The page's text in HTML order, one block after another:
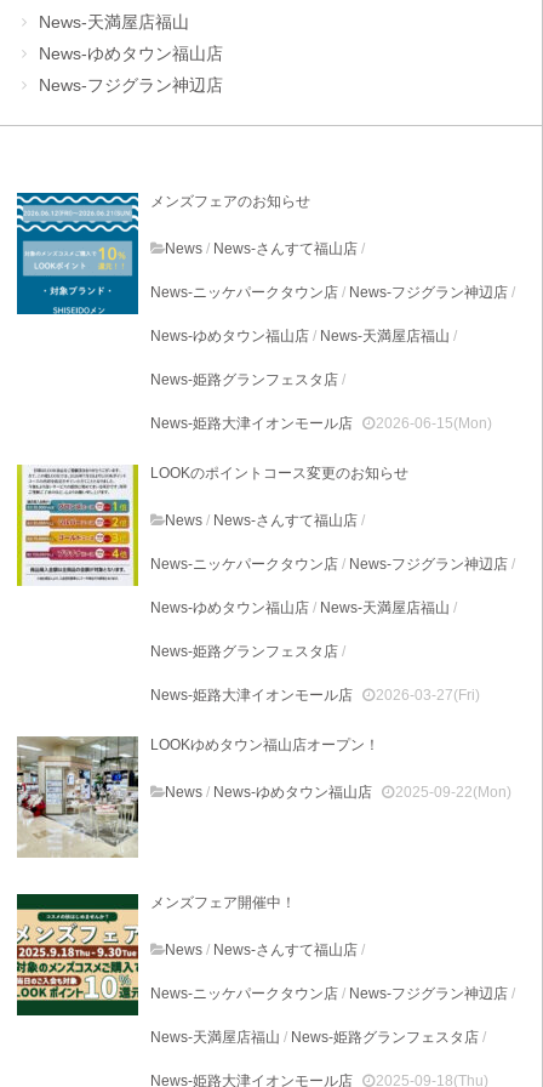
News-天満屋店福山
News-ゆめタウン福山店
News-フジグラン神辺店
メンズフェアのお知らせ
News / News-さんすて福山店 /
News-ニッケパークタウン店 / News-フジグラン神辺店 /
News-ゆめタウン福山店 / News-天満屋店福山 /
News-姫路グランフェスタ店 /
News-姫路大津イオンモール店 2026-06-15(Mon)
LOOKのポイントコース変更のお知らせ
News / News-さんすて福山店 /
News-ニッケパークタウン店 / News-フジグラン神辺店 /
News-ゆめタウン福山店 / News-天満屋店福山 /
News-姫路グランフェスタ店 /
News-姫路大津イオンモール店 2026-03-27(Fri)
LOOKゆめタウン福山店オープン！
News / News-ゆめタウン福山店 2025-09-22(Mon)
メンズフェア開催中！
News / News-さんすて福山店 /
News-ニッケパークタウン店 / News-フジグラン神辺店 /
News-天満屋店福山 / News-姫路グランフェスタ店 /
News-姫路大津イオンモール店 2025-09-18(Thu)